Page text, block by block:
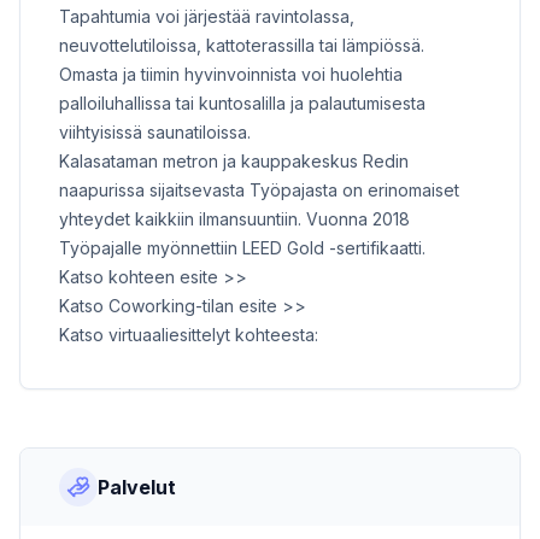
Tapahtumia voi järjestää ravintolassa,
neuvottelutiloissa, kattoterassilla tai lämpiössä.
Omasta ja tiimin hyvinvoinnista voi huolehtia
palloiluhallissa tai kuntosalilla ja palautumisesta
viihtyisissä saunatiloissa.
Kalasataman metron ja kauppakeskus Redin
naapurissa sijaitsevasta Työpajasta on erinomaiset
yhteydet kaikkiin ilmansuuntiin. Vuonna 2018
Työpajalle myönnettiin LEED Gold -sertifikaatti.
Katso kohteen esite >>
Katso Coworking-tilan esite >>
Katso virtuaaliesittelyt kohteesta:
Palvelut